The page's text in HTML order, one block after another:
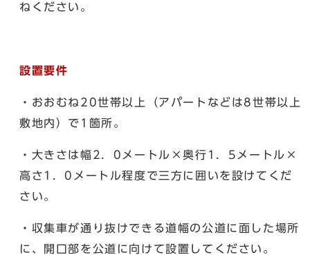
ねください。
設置要件
・おおむね20世帯以上（アパートなどは8世帯以上
敷地内）で1箇所。
・大きさは幅2．0メートル×奥行1．5メートル×
高さ1．0メートル程度で三方に囲いを設けてくだ
さい。
・収集車が通り抜けできる道幅の公道に面した場所
に、開口部を公道に向けて設置してください。